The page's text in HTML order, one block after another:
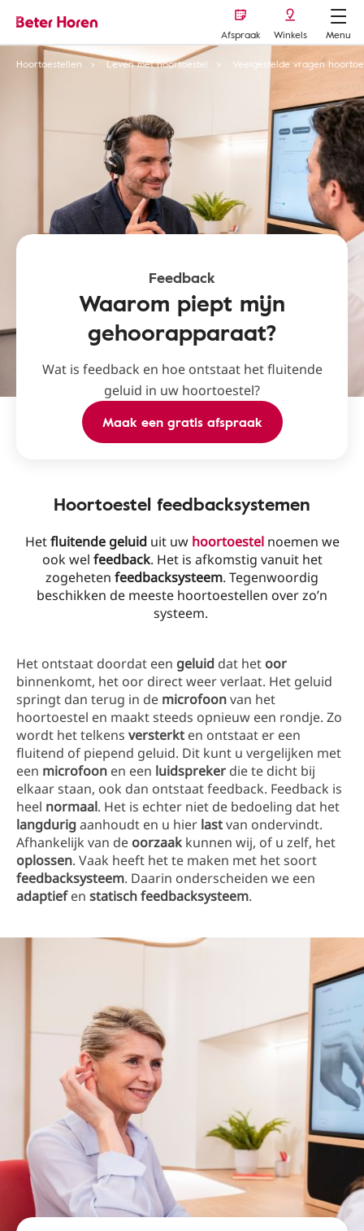
Afspraak Winkels
Menu
Hoortoestellen
Leven met hoortoestel Veelgestelde vragen
Feedback
Waarom piept mijn
gehoorapparaat?
Wat is feedback en hoe ontstaat het fluitende
geluid in uw hoortoestel?
Maak een gratis afspraak
Hoortoestel feedbacksystemen
Hetfluitende geluiduit uw hoortoestelnoemen we
ook wel feedback. Het is afkomstig vanuit het
zogeheten feedbacksysteem. Tegenwoordig
beschikken de meeste hoortoestellen over zo’n
systeem.
Het ontstaat doordat een geluid dat het oor
binnenkomt, het oor direct weer verlaat. Het geluid
springt dan terug in de microfoonvan het
hoortoestel en maakt steeds opnieuw een rondje. Zo
wordt het telkens versterkt en ontstaat er een
fluitend of piepend geluid. Dit kunt u vergelijken met
een microfoon en een luidspreker die te dicht bij
elkaar staan, ook dan ontstaat feedback. Feedback is
heel normaal. Het is echter niet de bedoeling dat het
langdurigaanhoudt en u hier lastvan ondervindt.
Afhankelijk van de oorzaak kunnen wij, of u zelf, het
oplossen. Vaak heeft het te maken met het soort
feedbacksysteem. Daarin onderscheiden we een
adaptiefen statisch feedbacksysteem.